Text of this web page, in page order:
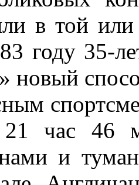
в той или
году 35-
новый
час 46
и